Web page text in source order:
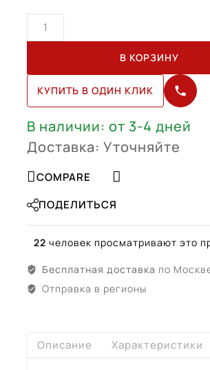
Количество
товара
R18
(36116883351)
В КОРЗИНУ
КУПИТЬ В ОДИН КЛИК
В наличии: от 3-4 дней
Доставка: Уточняйте
COMPARE
ПОДЕЛИТЬСЯ
22 человек просматривают это
Бесплатная доставка по
Отправка в регионы
Описание Характеристики